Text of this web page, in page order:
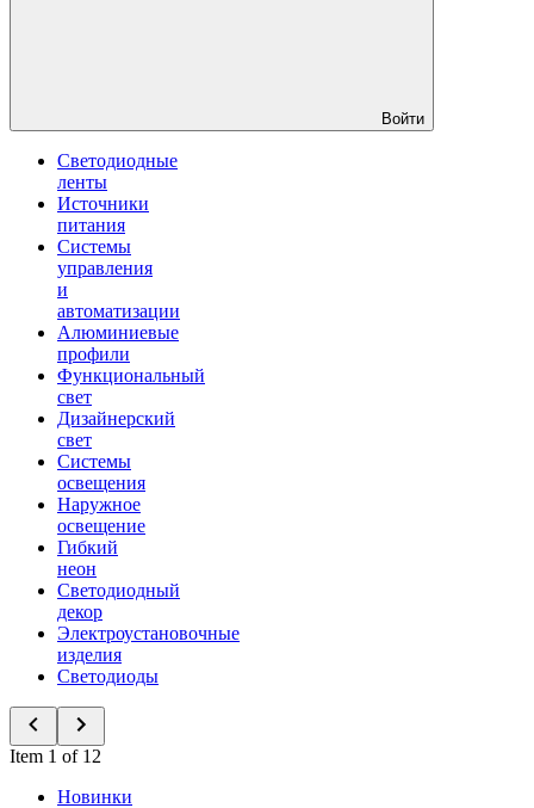
Войти
Светодиодные
ленты
Источники
питания
Системы
управления
и
автоматизации
Алюминиевые
профили
Функциональный
свет
Дизайнерский
свет
Системы
освещения
Наружное
освещение
Гибкий
неон
Светодиодный
декор
Электроустановочные
изделия
Светодиоды
Item 1 of 12
Новинки